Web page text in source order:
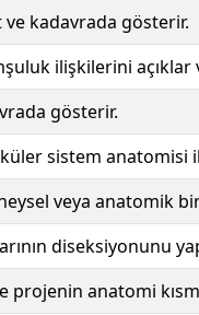
ve kadavrada gösterir.
ilişkilerini açıklar
gösterir.
sistem anatomisi
veya anatomik
diseksiyonunu
anatomi